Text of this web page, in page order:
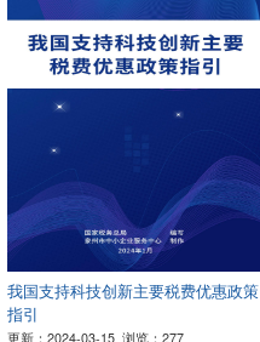
我国支持科技创新主要税费优惠政策
指引
更新：2024-03-15 浏览：277